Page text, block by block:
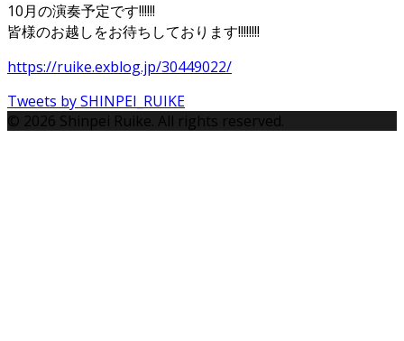
10月の演奏予定です!!!!!!
皆様のお越しをお待ちしております!!!!!!!!
https://ruike.exblog.jp/30449022/
Tweets by SHINPEI_RUIKE
© 2026 Shinpei Ruike. All rights reserved.